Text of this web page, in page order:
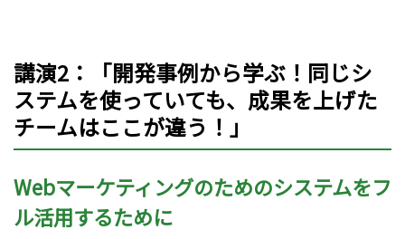
講演2：「開発事例から学ぶ！同じシ
ステムを使っていても、成果を上げた
チームはここが違う！」
Webマーケティングのためのシステムをフ
ル活用するために